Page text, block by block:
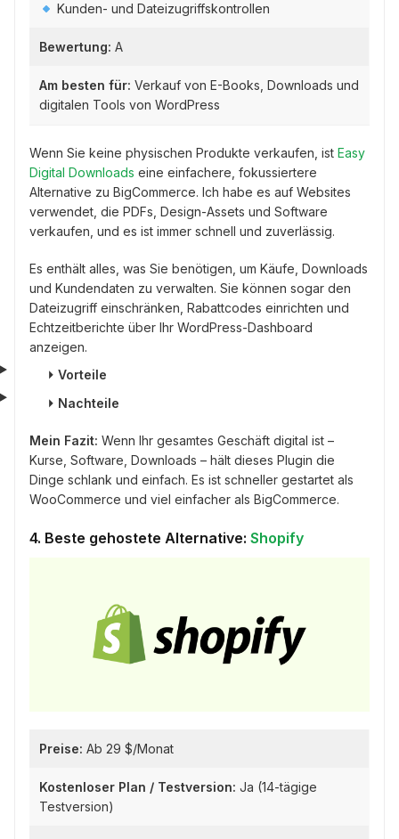
Kunden- und Dateizugriffskontrollen
Bewertung: A
Am besten für: Verkauf von E-Books, Downloads und
digitalen Tools von WordPress
Wenn Sie keine physischen Produkte verkaufen, ist Easy
Digital Downloads eine einfachere, fokussiertere
Alternative zu BigCommerce. Ich habe es auf Websites
verwendet, die PDFs, Design-Assets und Software
verkaufen, und es ist immer schnell und zuverlässig.
Es enthält alles, was Sie benötigen, um Käufe, Downloads
und Kundendaten zu verwalten. Sie können sogar den
Dateizugriff einschränken, Rabattcodes einrichten und
Echtzeitberichte über Ihr WordPress-Dashboard
anzeigen.
⏵ Vorteile
⏵ Nachteile
Mein Fazit: Wenn Ihr gesamtes Geschäft digital ist –
Kurse, Software, Downloads – hält dieses Plugin die
Dinge schlank und einfach. Es ist schneller gestartet als
WooCommerce und viel einfacher als BigCommerce.
4. Beste gehostete Alternative: Shopify
Preise: Ab 29 $/Monat
Kostenloser Plan / Testversion: Ja (14-tägige
Testversion)